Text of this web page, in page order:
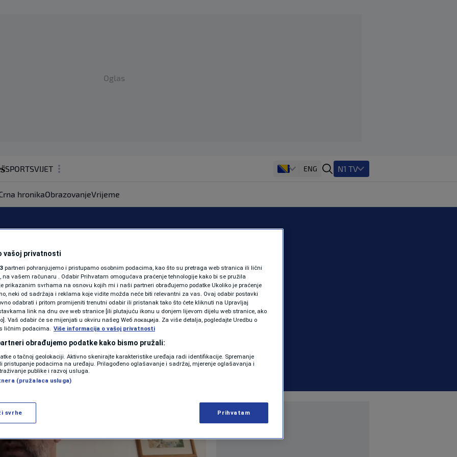
Oglas
SPORTSVIJET
ZDRAVLJE
SHOWBIZ
PODCAST
N1 SPECIJAL
FENOMENI
NEISTRAŽENO
VIRALNO
ENG N1 TV
hronikaObrazovanjeVrijeme
migranata je
11:01 > 12:14 | VIJESTI | 0 komentara
Više
vašoj privatnosti
partneri pohranjujemo i pristupamo osobnim podacima, kao što su pretraga web stranica ili lični
na vašem računaru . Odabir Prihvatam omogućava praćenje tehnologije kako bi se pružila
prikazanim svrhama na osnovu kojih mi i naši partneri obrađujemo podatke Ukoliko je praćenje
neki od sadržaja i reklama koje vidite možda neće biti relevantni za vas. Ovaj odabir postavki
odabrati i pritom promijeniti trenutni odabir ili pristanak tako što ćete kliknuti na Upravljaj
link na dnu ove web stranice [ili plutajuću ikonu u donjem lijevom dijelu web stranice, ako
Vaš odabir će se mijenjati u okviru našeg Wеб локација. Za više detalja, pogledajte Uredbu o
ličnim podacima. Više informacija o vašoj privatnosti
obrađujemo podatke kako bismo pružali:
o tačnoj geolokaciji. Aktivno skenirajte karakteristike uređaja radi identifikacije. Spremanje
pristupanje podacima na uređaju. Prilagođeno oglašavanje i sadržaj, mjerenje oglašavanja i
publike i razvoj usluga.
(pružalaca usluga)
svrhe Prihvatam